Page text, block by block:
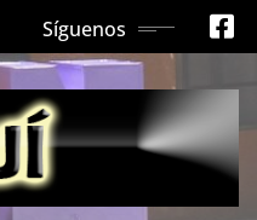
Síguenos